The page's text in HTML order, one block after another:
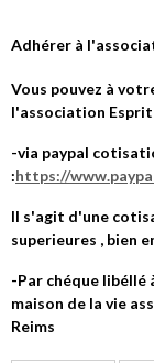
Adhérer à
Vous pouvez à
l'association
-via paypal
:https://
Il s'agit d'une
superieures , bien
-Par chéque libéllé
maison de la vie
Reims